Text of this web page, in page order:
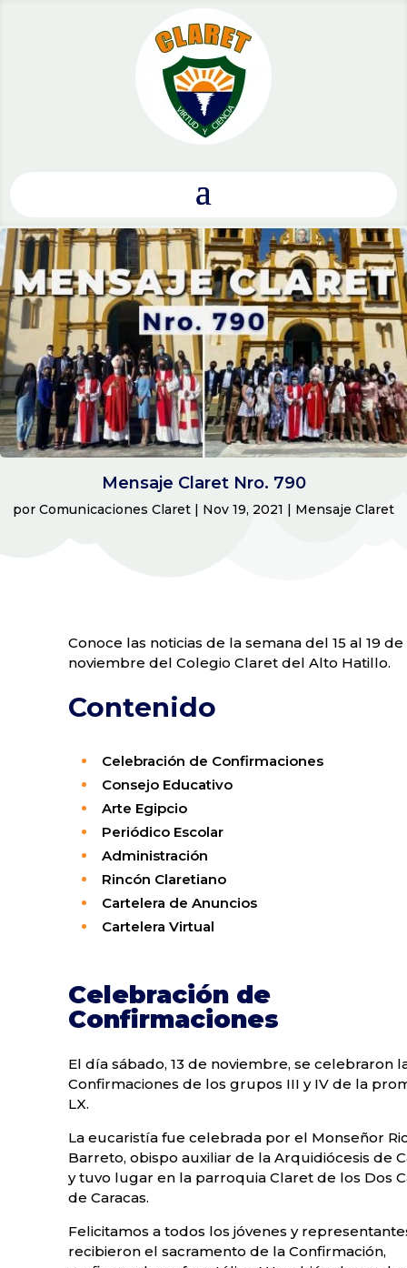
Mensaje Claret Nro. 790
por Comunicaciones Claret | Nov 19, 2021 | Mensaje Claret
Conoce las noticias de la semana del 15 al 19 de
noviembre del Colegio Claret del Alto Hatillo.
Contenido
Celebración de Confirmaciones
Consejo Educativo
Arte Egipcio
Periódico Escolar
Administración
Rincón Claretiano
Cartelera de Anuncios
Cartelera Virtual
Celebración de
Confirmaciones
El día sábado, 13 de noviembre, se celebraron
Confirmaciones de los grupos III y IV de la
LX.
La eucaristía fue celebrada por el Monseñor
Barreto, obispo auxiliar de la Arquidiócesis de
y tuvo lugar en la parroquia Claret de los Dos
de Caracas.
Felicitamos a todos los jóvenes y
recibieron el sacramento de la Confirmación,